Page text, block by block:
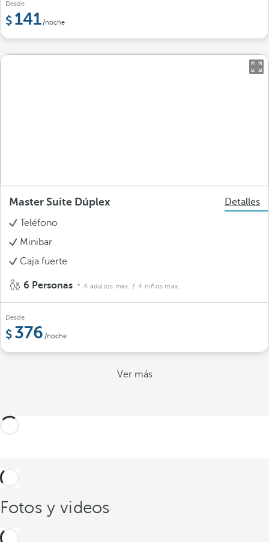
Desde
141 /noche
Master Suite Dúplex
Detalles
Teléfono
Minibar
Caja fuerte
6 Personas 4 adultos máx. / 4 niños máx.
Desde
376 /noche
Ver más
Fotos y videos